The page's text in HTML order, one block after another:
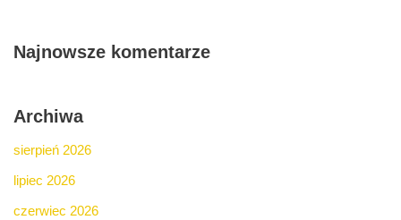
Najnowsze komentarze
Archiwa
sierpień 2026
lipiec 2026
czerwiec 2026